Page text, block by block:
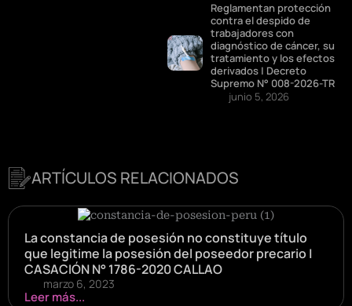
Reglamentan protección
contra el despido de
trabajadores con
diagnóstico de cáncer, su
tratamiento y los efectos
derivados | Decreto
Supremo N° 008-2026-TR
junio 5, 2026
ARTÍCULOS RELACIONADOS
La constancia de posesión no constituye título
que legitime la posesión del poseedor precario |
CASACIÓN N° 1786-2020 CALLAO
marzo 6, 2023
Leer más...